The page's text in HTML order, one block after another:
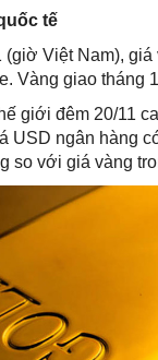
tế
(giờ Việt Nam),
Vàng giao tháng
giới đêm 20/11
USD ngân hàng
so với giá vàng